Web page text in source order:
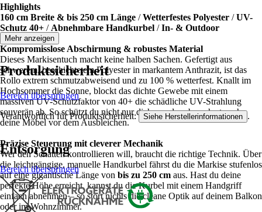
Highlights
160 cm Breite & bis 250 cm Länge /Wetterfestes Polyester /UV-
Schutz 40+ / Abnehmbare Handkurbel /In- & Outdoor
Kompromisslose Abschirmung & robustes Material
Dieses Markisentuch macht keine halben Sachen. Gefertigt aus
schwerem, beschichtetem Polyester in markantem Anthrazit, ist das
Rollo extrem schmutzabweisend und zu 100 % wetterfest. Knallt im
Hochsommer die Sonne, blockt das dichte Gewebe mit einem
massiven UV-Schutzfaktor von 40+ die schädliche UV-Strahlung
souverän ab. So schützt du nicht nur dich, sondern bewahrst auch
deine Möbel vor dem Ausbleichen.
Präzise Steuerung mit cleverer Mechanik
Wer den Schatten kontrollieren will, braucht die richtige Technik. Über
die leichtgängige, manuelle Handkurbel fährst du die Markise stufenlos
auf eine gigantische Länge von bis zu 250 cm aus. Hast du deine
perfekte Höhe erreicht, kannst du die Kurbel mit einem Handgriff
einfach abnehmen – so stört nichts die cleane Optik auf deinem Balkon
oder im Wohnzimmer.
Mehr anzeigen
Produktsicherheit
Bereich überspringen
Verantwortlich für Produktsicherheit: Siehe Herstellerinformationen .
Entsorgung
Bereich überspringen